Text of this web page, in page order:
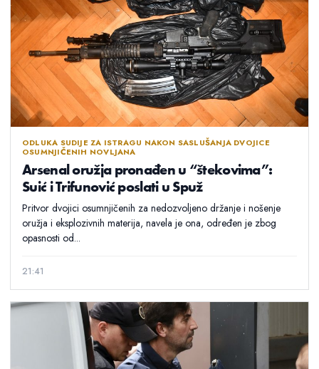
ODLUKA SUDIJE ZA ISTRAGU NAKON SASLUŠANJA DVOJICE
OSUMNJIČENIH NOVLJANA
Arsenal oružja pronađen u “štekovima”:
Suić i Trifunović poslati u Spuž
Pritvor dvojici osumnjičenih za nedozvoljeno držanje i nošenje
oružja i eksplozivnih materija, navela je ona, određen je zbog
opasnosti od...
21:41